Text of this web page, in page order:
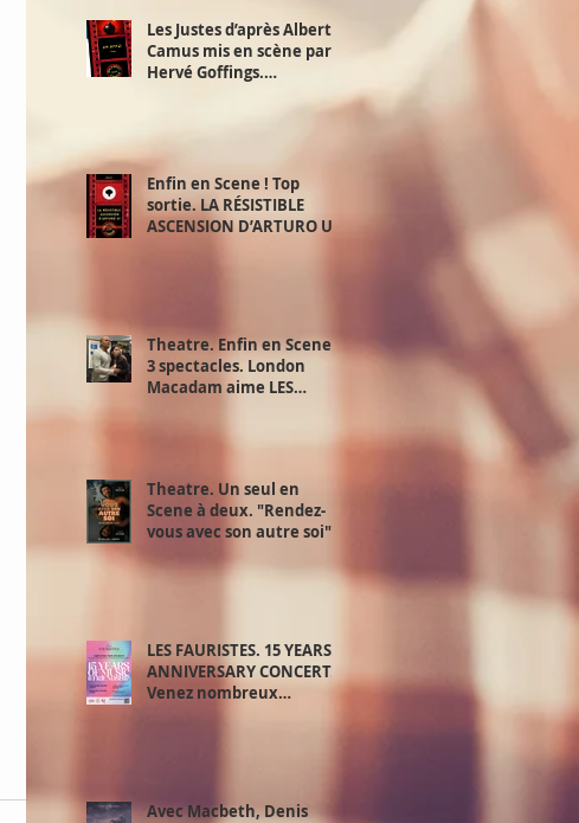
Les Justes d’après Albert
Camus mis en scène par
Hervé Goffings.
Enfin en Scene ! Top
sortie. LA RÉSISTIBLE
ASCENSION D’ARTURO UI.
Theatre. Enfin en Scene !
3 spectacles. London
Macadam aime LES
Theatre. Un seul en
Scene à deux. "Rendez-
vous avec son autre soi".
LES FAURISTES. 15 YEARS
ANNIVERSARY CONCERT.
Venez nombreux
Avec Macbeth, Denis